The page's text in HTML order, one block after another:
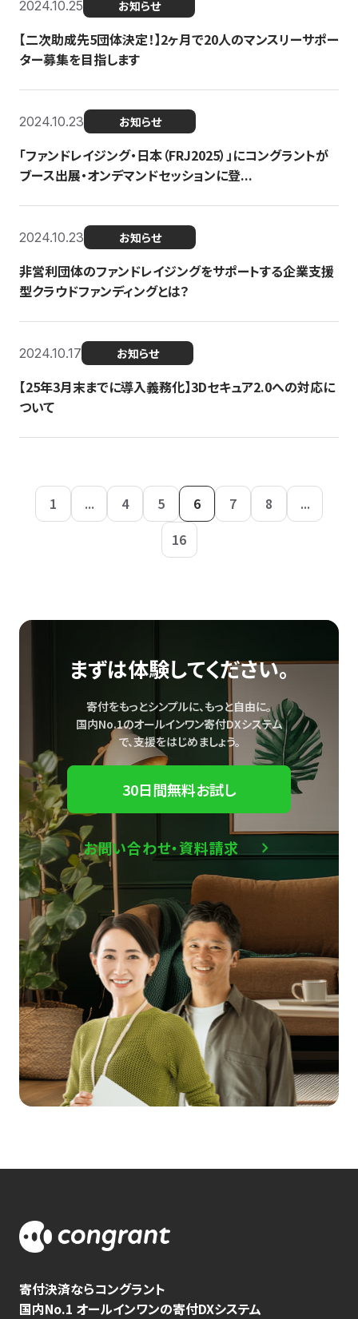
2024.10.25 お知らせ
【二次助成先5団体決定！】2ヶ月で20人のマンスリーサポー
ター募集を目指します
2024.10.23 お知らせ
「ファンドレイジング・日本（FRJ2025）」にコングラントが
ブース出展・オンデマンドセッションに登...
2024.10.23 お知らせ
非営利団体のファンドレイジングをサポートする企業支援
型クラウドファンディングとは？
2024.10.17 お知らせ
【25年3月末までに導入義務化】3Dセキュア2.0への対応に
ついて
1 ... 4 5 6 7 8
...
16
まずは体験してください。
寄付をもっとシンプルに、もっと自由に。
国内No.1のオールインワン寄付DXシステム
で、支援をはじめましょう。
30日間無料お試し
お問い合わせ・資料請求
寄付決済ならコングラント
国内No.1 オールインワンの寄付DXシステム